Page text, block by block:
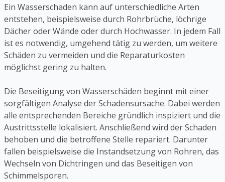
Ein Wasserschaden kann auf unterschiedliche Arten
entstehen, beispielsweise durch Rohrbrüche, löchrige
Dächer oder Wände oder durch Hochwasser. In jedem Fall
ist es notwendig, umgehend tätig zu werden, um weitere
Schäden zu vermeiden und die Reparaturkosten
möglichst gering zu halten.
Die Beseitigung von Wasserschäden beginnt mit einer
sorgfältigen Analyse der Schadensursache. Dabei werden
alle entsprechenden Bereiche gründlich inspiziert und die
Austrittsstelle lokalisiert. Anschließend wird der Schaden
behoben und die betroffene Stelle repariert. Darunter
fallen beispielsweise die Instandsetzung von Rohren, das
Wechseln von Dichtringen und das Beseitigen von
Schimmelsporen.